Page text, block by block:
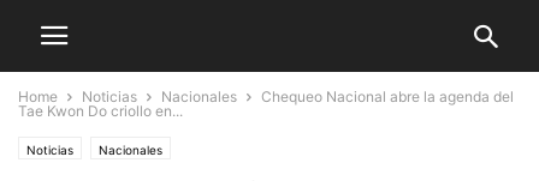
Home Noticias Nacionales
Chequeo Nacional abre la agenda del
Tae Kwon Do criollo en...
Noticias Nacionales